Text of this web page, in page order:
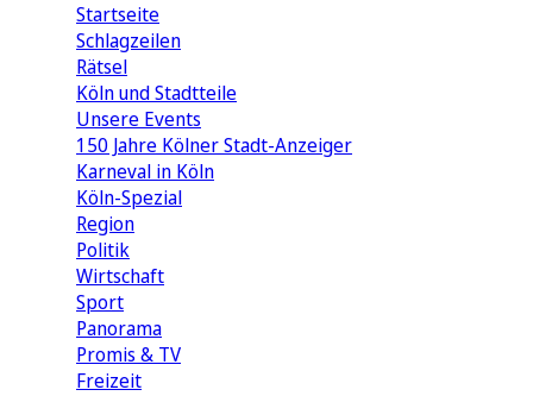
Startseite
Schlagzeilen
Rätsel
Köln und Stadtteile
Unsere Events
150 Jahre Kölner Stadt-Anzeiger
Karneval in Köln
Köln-Spezial
Region
Politik
Wirtschaft
Sport
Panorama
Promis & TV
Freizeit